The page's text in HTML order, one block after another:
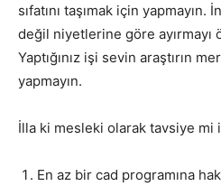
sıfatını taşımak için yapmayın.
değil niyetlerine göre ayırmayı
Yaptığınız işi sevin araştırın
yapmayın.
İlla ki mesleki olarak tavsiye mi
En az bir cad programına